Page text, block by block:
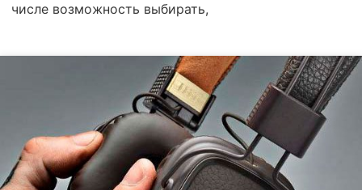
числе возможность выбирать,